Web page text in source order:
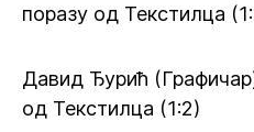
поразу од Текстилца
Давид Ђурић
од Текстилца (1:2)